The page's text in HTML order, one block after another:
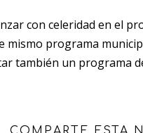
con celeridad en el
mismo programa
también un programa